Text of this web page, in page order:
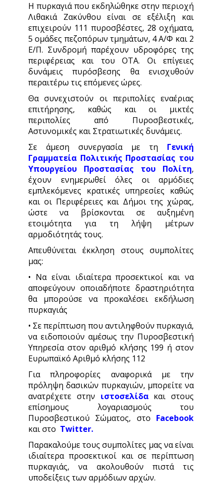
Η πυρκαγιά που εκδηλώθηκε στην περιοχή
Λιθακιά Ζακύνθου είναι σε εξέλιξη και
επιχειρούν 111 πυροσβέστες, 28 οχήματα,
5 ομάδες πεζοπόρων τμημάτων, 4 Α/Φ και 2
Ε/Π. Συνδρομή παρέχουν υδροφόρες της
περιφέρειας και του ΟΤΑ. Οι επίγειες
δυνάμεις πυρόσβεσης θα ενισχυθούν
περαιτέρω τις επόμενες ώρες.
Θα συνεχιστούν οι περιπολίες εναέριας
επιτήρησης, καθώς και οι μικτές
περιπολίες από Πυροσβεστικές,
Αστυνομικές και Στρατιωτικές δυνάμεις.
Σε άμεση συνεργασία με τη Γενική
Γραμματεία Πολιτικής Προστασίας του
Υπουργείου Προστασίας του Πολίτη,
έχουν ενημερωθεί όλες οι αρμόδιες
εμπλεκόμενες κρατικές υπηρεσίες καθώς
και οι Περιφέρειες και Δήμοι της χώρας,
ώστε να βρίσκονται σε αυξημένη
ετοιμότητα για τη λήψη μέτρων
αρμοδιότητάς τους.
Απευθύνεται έκκληση στους συμπολίτες
μας:
• Να είναι ιδιαίτερα προσεκτικοί και να
αποφεύγουν οποιαδήποτε δραστηριότητα
θα μπορούσε να προκαλέσει εκδήλωση
πυρκαγιάς
• Σε περίπτωση που αντιληφθούν πυρκαγιά,
να ειδοποιούν αμέσως την Πυροσβεστική
Υπηρεσία στον αριθμό κλήσης 199 ή στον
Ευρωπαϊκό Αριθμό κλήσης 112
Για πληροφορίες αναφορικά με την
πρόληψη δασικών πυρκαγιών, μπορείτε να
ανατρέχετε στην ιστοσελίδακαι στους
επίσημους λογαριασμούς του
Πυροσβεστικού Σώματος, στο Facebook
και στο Twitter.
Παρακαλούμε τους συμπολίτες μας να είναι
ιδιαίτερα προσεκτικοί και σε περίπτωση
πυρκαγιάς, να ακολουθούν πιστά τις
υποδείξεις των αρμόδιων αρχών.